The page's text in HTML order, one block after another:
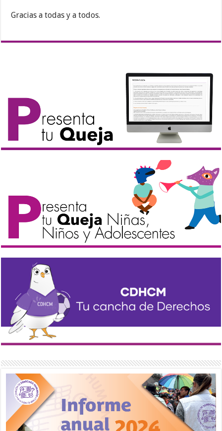
Gracias a todas y a todos.